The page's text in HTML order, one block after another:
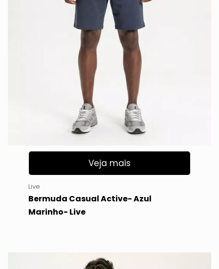
Veja mais
Live
Bermuda Casual Active- Azul
Marinho- Live